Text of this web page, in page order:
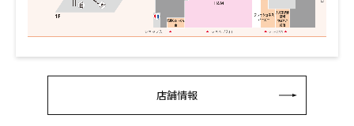
店舗情報